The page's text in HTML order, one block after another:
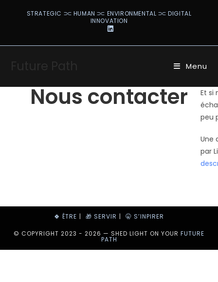
STRATEGIC ⫗ HUMAN ⫗ ENVIRONMENTAL ⫗ DIGITAL
INNOVATION
Menu
Nous contacter
Et si
peu
Une
par
🍀 ÊTRE 🎁 SERVIR 🤫 S’INPIRER
© COPYRIGHT 2023 - 2026 — SHED LIGHT ON YOUR FUTURE
PATH